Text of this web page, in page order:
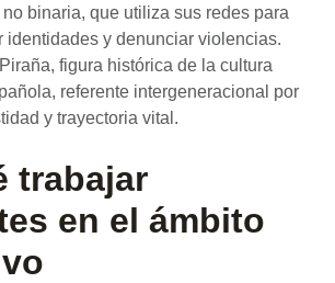
binaria, que utiliza sus redes para
identidades y denunciar violencias.
figura histórica de la cultura
referente intergeneracional por
y trayectoria vital.
trabajar
en el ámbito